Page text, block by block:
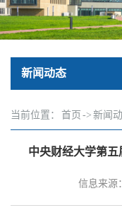
新闻动态
当前位置： 首页 -> 新闻
中央财经大学第
信息来源：